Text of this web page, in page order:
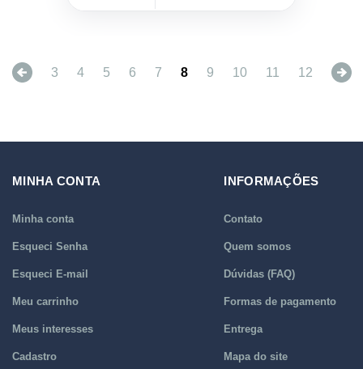
Previous
3 4 5 6 7 8 9 10 11 12
MINHA CONTA
Minha conta
Esqueci Senha
Esqueci E-mail
Meu carrinho
Meus interesses
Cadastro
INFORMAÇÕES
Contato
Quem somos
Dúvidas (FAQ)
Formas de pagamento
Entrega
Mapa do site